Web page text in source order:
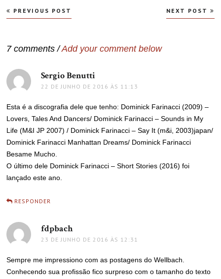
Navegação
de
PREVIOUS POST NEXT POST
7 comments /Add your comment below
Sergio Benutti
22 DE JUNHO DE 2016 ÀS 11:13
Esta é a discografia dele que tenho: Dominick Farinacci (2009) –
Lovers, Tales And Dancers/ Dominick Farinacci – Sounds in My
Life (M&I JP 2007) / Dominick Farinacci – Say It (m&i, 2003)japan/
Dominick Farinacci Manhattan Dreams/ Dominick Farinacci
Besame Mucho.
O último dele Dominick Farinacci – Short Stories (2016) foi
lançado este ano.
RESPONDER
fdpbachdisse:
23 DE JUNHO DE 2016 ÀS 12:31
Sempre me impressiono com as postagens do Wellbach.
Conhecendo sua profissão fico surpreso com o tamanho do texto